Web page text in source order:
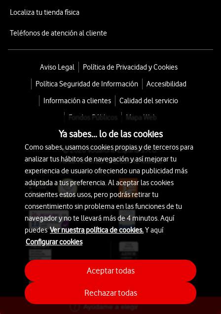
Ayúdame a elegir
Localiza tu tienda física
Teléfonos de atención al cliente
Aviso Legal
Política de Privacidad y Cookies
Política Seguridad de Información
Accesibilidad
Información a clientes
Calidad del servicio
Fondos Públicos
Mapa Web
© 2026 Vodafone España S.A.U.
Avda. América 115, 28042 Madrid
Ya sabes... lo de las cookies
Como sabes, usamos cookies propias y de terceros para
analizar tus hábitos de navegación y así mejorar tu
experiencia de usuario ofreciendo una publicidad más
adaptada a tus preferencia. Al aceptar las cookies
consientes estos usos, pero podrás retirar tu
consentimiento sin problema en las funciones de tu
navegador y no te llevará más de 4 minutos. Aquí
puedesVer nuestra política de cookies.Y aquí
Configurar cookies
Rechazar todas
Aceptar todas